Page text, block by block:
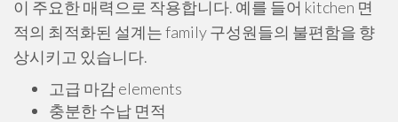
이 주요한 매력으로 작용합니다. 예를 들어 kitchen 면
적의 최적화된 설계는 family 구성원들의 불편함을 향
상시키고 있습니다.
고급 마감 elements
충분한 수납 면적